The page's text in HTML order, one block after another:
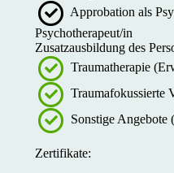
Approbation als
Psychotherapeut/in
Zusatzausbildung des
Traumatherapie
Traumafokussierte
Sonstige Angebote
Zertifikate: